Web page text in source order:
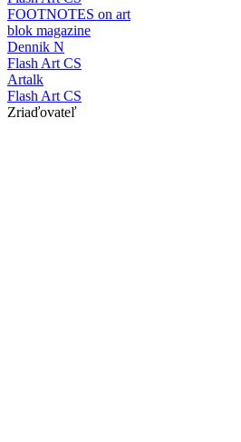
FOOTNOTES on art
blok magazine
Dennik N
Flash Art CS
Artalk
Flash Art CS
Zriaďovateľ